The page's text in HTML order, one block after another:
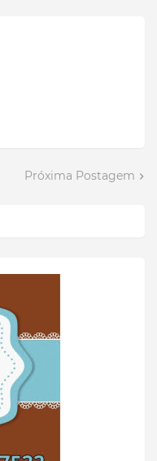
Próxima Postagem